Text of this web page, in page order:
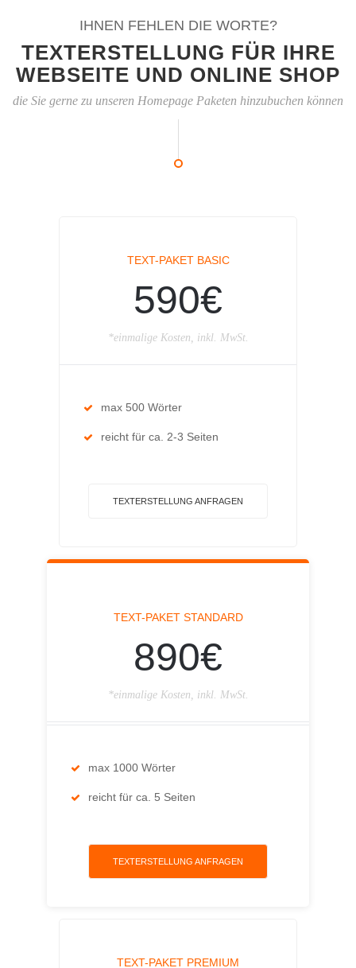
IHNEN FEHLEN DIE WORTE?
TEXTERSTELLUNG FÜR IHRE
WEBSEITE UND ONLINE SHOP
die Sie gerne zu unseren Homepage Paketen hinzubuchen können
TEXT-PAKET BASIC
590€
*einmalige Kosten, inkl. MwSt.
max 500 Wörter
reicht für ca. 2-3 Seiten
TEXTERSTELLUNG ANFRAGEN
TEXT-PAKET STANDARD
890€
*einmalige Kosten, inkl. MwSt.
max 1000 Wörter
reicht für ca. 5 Seiten
TEXTERSTELLUNG ANFRAGEN
TEXT-PAKET PREMIUM